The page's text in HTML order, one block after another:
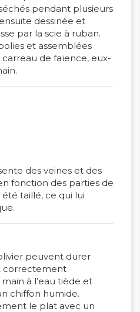
pendant plusieurs
dessinée et
par la scie à ruban.
et assemblées
de faïence, eux-
des veines et des
fonction des parties de
été taillé, ce qui lui
peuvent durer
correctement
à l’eau tiède et
chiffon humide.
le plat avec un